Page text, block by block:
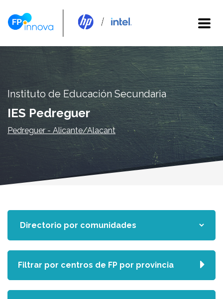
Instituto de Educación Secundaria
IES Pedreguer
Pedreguer - Alicante/Alacant
Filtrar por centros de FP por provincia